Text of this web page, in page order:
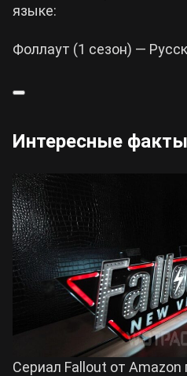
языке:
Фоллаут (1 сезон) —
Интересные факты
Сериал Fallout от